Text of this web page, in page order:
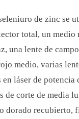
de zinc se
total, un medio
una lente de
medio, varias
láser de potencia
de corte de media
dorado recubierto,